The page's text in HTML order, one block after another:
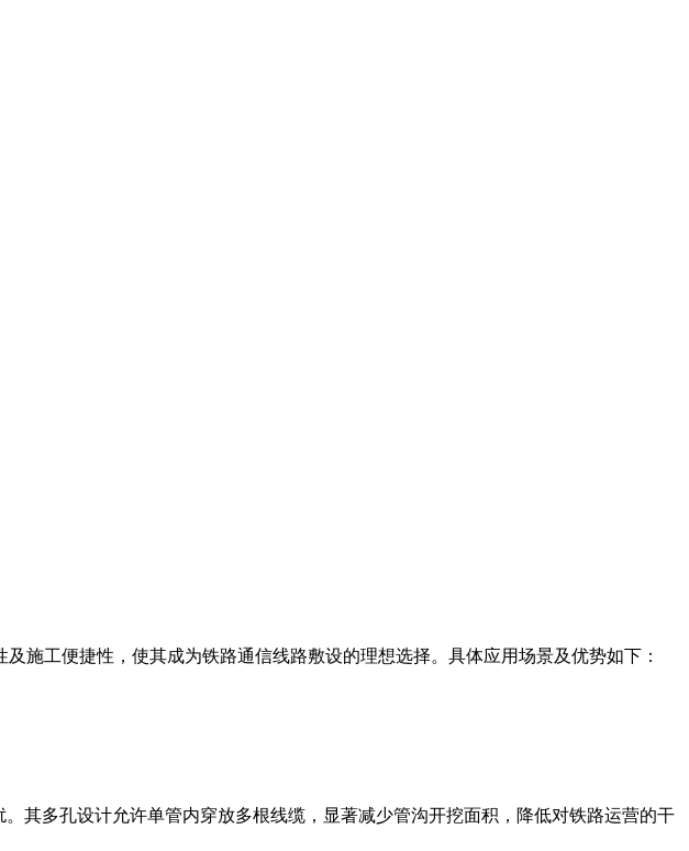
施工便捷性，使其成为铁路通信线路敷设的理想选择。具体应用场景及优势如下：
其多孔设计允许单管内穿放多根线缆，显著减少管沟开挖面积，降低对铁路运营的干